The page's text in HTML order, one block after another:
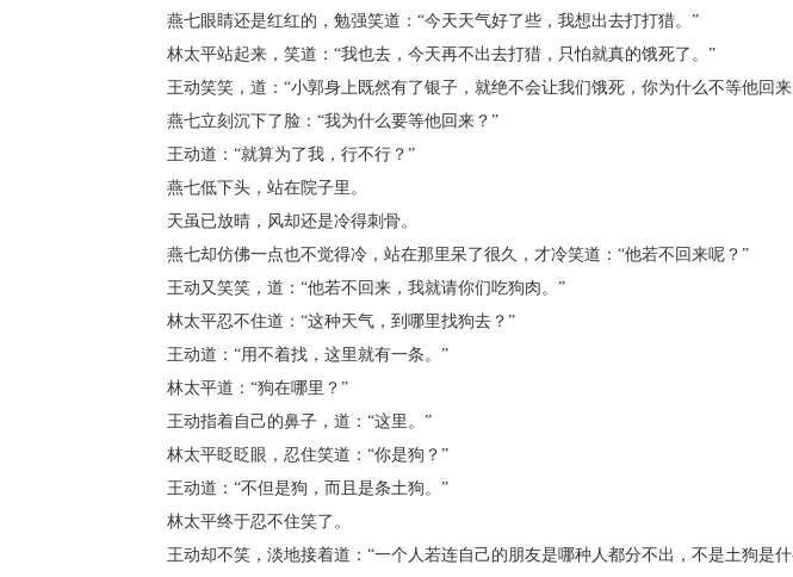
燕七眼睛还是红红的，勉强笑道：“今天天气好了些，我想出去打打猎。”
林太平站起来，笑道：“我也去，今天再不出去打猎，只怕就真的饿死了。”
王动笑笑，道：“小郭身上既然有了银子，就绝不会让我们饿死，你为什么不等他回来
燕七立刻沉下了脸：“我为什么要等他回来？”
王动道：“就算为了我，行不行？”
燕七低下头，站在院子里。
天虽已放晴，风却还是冷得刺骨。
燕七却仿佛一点也不觉得冷，站在那里呆了很久，才冷笑道：“他若不回来呢？”
王动又笑笑，道：“他若不回来，我就请你们吃狗肉。”
林太平忍不住道：“这种天气，到哪里找狗去？”
王动道：“用不着找，这里就有一条。”
林太平道：“狗在哪里？”
王动指着自己的鼻子，道：“这里。”
林太平眨眨眼，忍住笑道：“你是狗？”
王动道：“不但是狗，而且是条土狗。”
林太平终于忍不住笑了。
王动却不笑，淡地接着道：“一个人若连自己的朋友是哪种人都分不出，不是土狗是什